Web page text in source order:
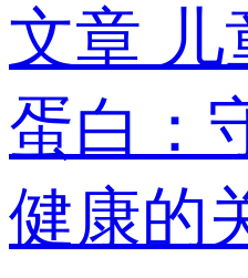
文章 儿
蛋白：
健康的